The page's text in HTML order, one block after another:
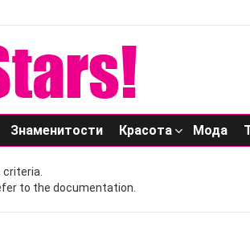
Знаменитости Красота Мода
criteria.
to the documentation.